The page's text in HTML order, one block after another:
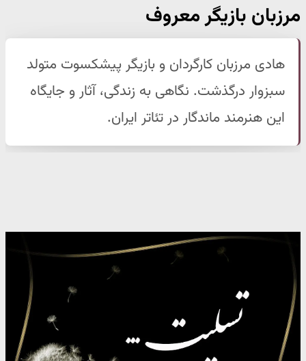
مرزبان بازیگر معروف
هادی مرزبان کارگردان و بازیگر پیشکسوت متولد
سبزوار درگذشت. نگاهی به زندگی، آثار و جایگاه
این هنرمند ماندگار در تئاتر ایران.